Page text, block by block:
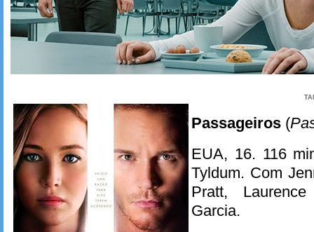
Passageiros (
EUA, 16. 116
Tyldum. Com
Pratt,
Garcia.